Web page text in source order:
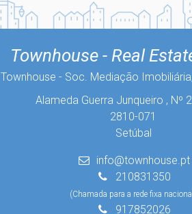
Townhouse - Real
Townhouse - Soc. Mediação
Alameda Guerra Junqueiro , Nº
2810-071
Setúbal
info@townhouse.pt
210831350
(Chamada para a rede fixa
917852026